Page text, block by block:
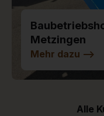
Metzingen
Mehr dazu -->
Alle